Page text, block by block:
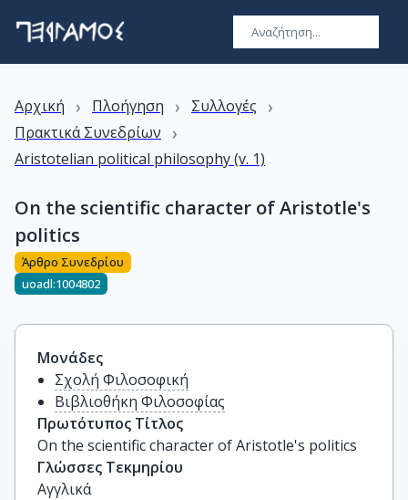
Αρχική › Πλοήγηση › Συλλογές ›
Πρακτικά Συνεδρίων ›
Aristotelian political philosophy (v. 1)
On the scientific character of Aristotle's
politics
Άρθρο Συνεδρίου
uoadl:1004802
Μονάδες
Σχολή Φιλοσοφική
Βιβλιοθήκη Φιλοσοφίας
Πρωτότυπος Τίτλος
On the scientific character of Aristotle's politics
Γλώσσες Τεκμηρίου
Αγγλικά